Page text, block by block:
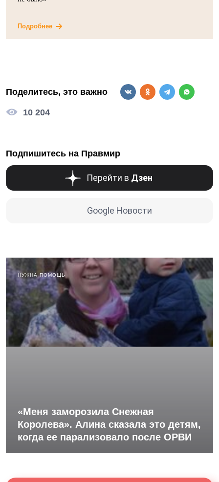
Подробнее
Поделитесь, это важно
10 204
Подпишитесь на Правмир
Перейти в Дзен
Google Новости
НУЖНА ПОМОЩЬ
«Меня заморозила Снежная
Королева». Алина сказала это детям,
когда ее парализовало после ОРВИ